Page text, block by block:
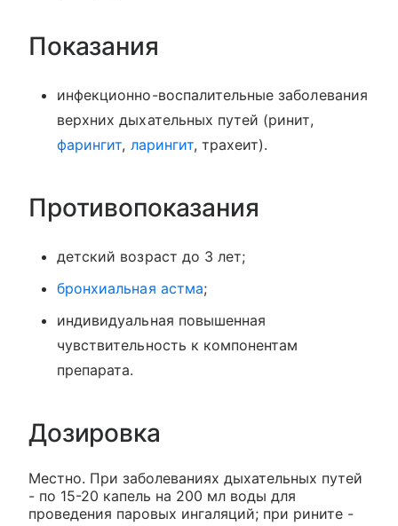
Показания
инфекционно-воспалительные заболевания
верхних дыхательных путей (ринит,
фарингит, ларингит, трахеит).
Противопоказания
детский возраст до 3 лет;
бронхиальная астма;
индивидуальная повышенная
чувствительность к компонентам
препарата.
Дозировка
Местно. При заболеваниях дыхательных путей
- по 15-20 капель на 200 мл воды для
проведения паровых ингаляций; при рините -